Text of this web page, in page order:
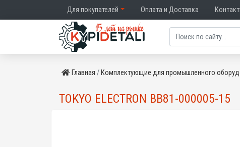
Для покупателей Оплата и Доставка
Главная Комплектующие для промышленного
TOKYO ELECTRON BB81-000005-15